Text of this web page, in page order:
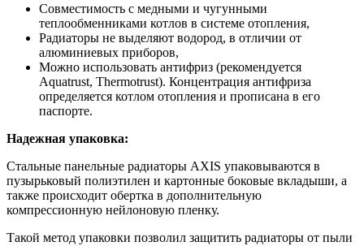
Совместимость с медными и чугунными
теплообменниками котлов в системе отопления,
Радиаторы не выделяют водород, в отличии от
алюминиевых приборов,
Можно использовать антифриз (рекомендуется
Aquatrust, Thermotrust). Концентрация антифриза
определяется котлом отопления и прописана в его
паспорте.
Надежная упаковка:
Стальные панельные радиаторы AXIS упаковываются в
пузырьковый полиэтилен и картонные боковые вкладыши, а
также происходит обертка в дополнительную
компрессионную нейлоновую пленку.
Такой метод упаковки позволил защитить радиаторы от пыли